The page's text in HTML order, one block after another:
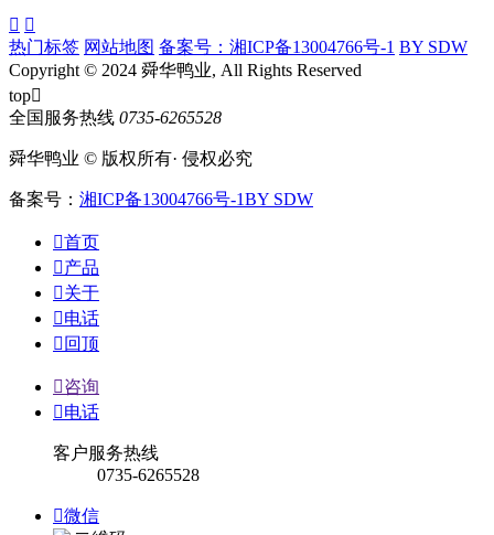
 
热门标签 网站地图 备案号：湘ICP备13004766号-1 BY SDW
Copyright © 2024 舜华鸭业, All Rights Reserved
top
全国服务热线 0735-6265528
舜华鸭业 © 版权所有· 侵权必究
备案号： 湘ICP备13004766号-1BY SDW
首页
产品
关于
电话
 回顶
咨询
电话
客户服务热线
0735-6265528
微信